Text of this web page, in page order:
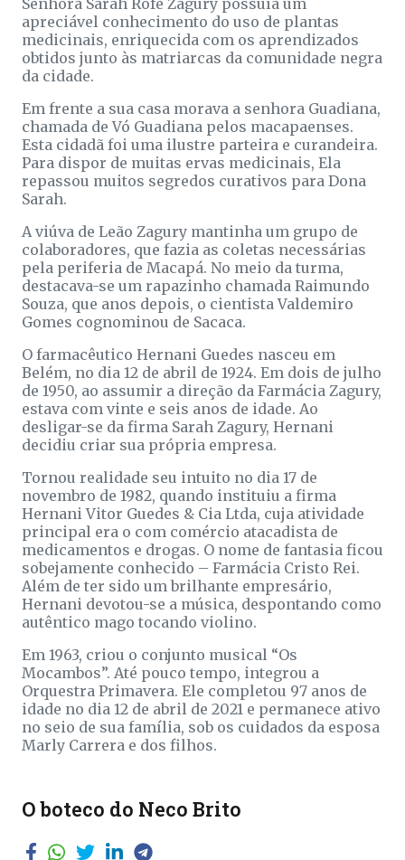
apreciável conhecimento do uso de plantas
medicinais, enriquecida com os aprendizados
obtidos junto às matriarcas da comunidade negra
da cidade.
Em frente a sua casa morava a senhora Guadiana,
chamada de Vó Guadiana pelos macapaenses.
Esta cidadã foi uma ilustre parteira e curandeira.
Para dispor de muitas ervas medicinais, Ela
repassou muitos segredos curativos para Dona
Sarah.
A viúva de Leão Zagury mantinha um grupo de
colaboradores, que fazia as coletas necessárias
pela periferia de Macapá. No meio da turma,
destacava-se um rapazinho chamada Raimundo
Souza, que anos depois, o cientista Valdemiro
Gomes cognominou de Sacaca.
O farmacêutico Hernani Guedes nasceu em
Belém, no dia 12 de abril de 1924. Em dois de julho
de 1950, ao assumir a direção da Farmácia Zagury,
estava com vinte e seis anos de idade. Ao
desligar-se da firma Sarah Zagury, Hernani
decidiu criar sua própria empresa.
Tornou realidade seu intuito no dia 17 de
novembro de 1982, quando instituiu a firma
Hernani Vitor Guedes & Cia Ltda, cuja atividade
principal era o com comércio atacadista de
medicamentos e drogas. O nome de fantasia ficou
sobejamente conhecido – Farmácia Cristo Rei.
Além de ter sido um brilhante empresário,
Hernani devotou-se a música, despontando como
autêntico mago tocando violino.
Em 1963, criou o conjunto musical “Os
Mocambos”. Até pouco tempo, integrou a
Orquestra Primavera. Ele completou 97 anos de
idade no dia 12 de abril de 2021 e permanece ativo
no seio de sua família, sob os cuidados da esposa
Marly Carrera e dos filhos.
O boteco do Neco Brito